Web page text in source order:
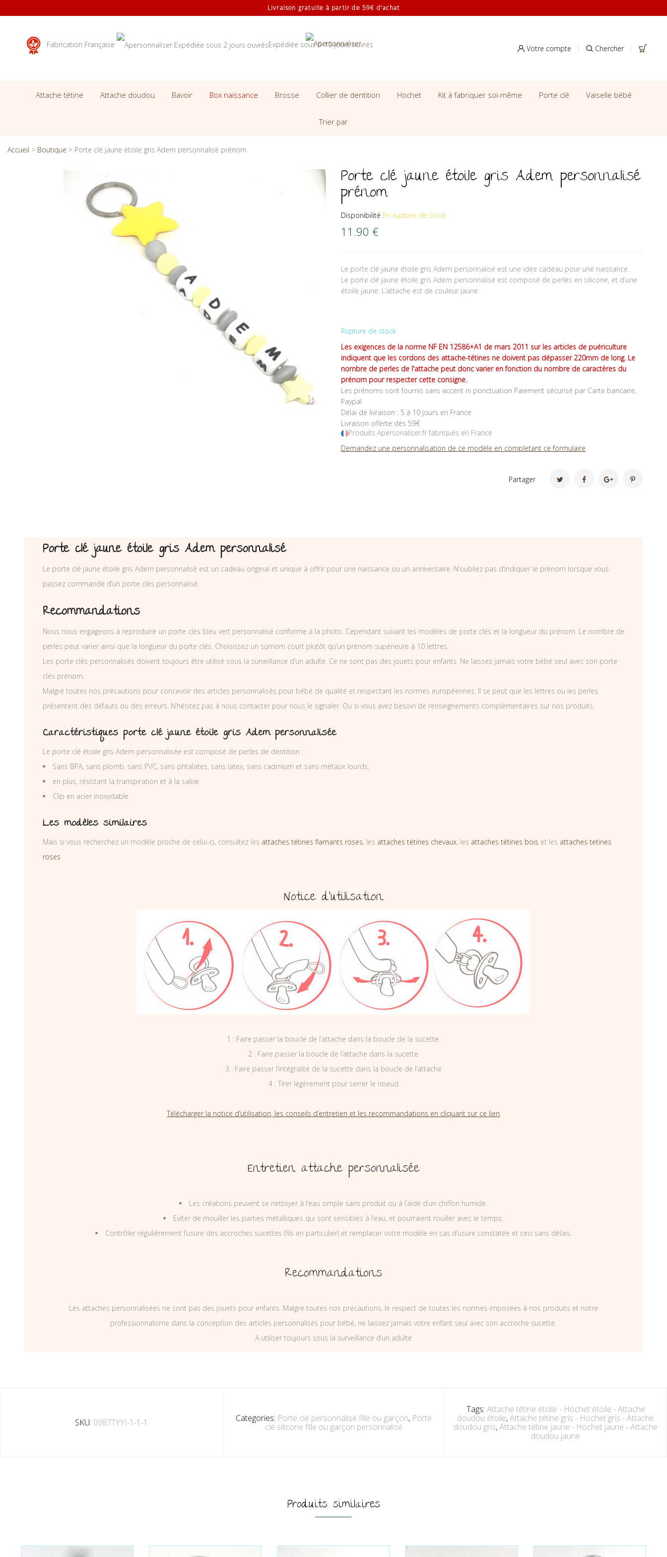
Livraison gratuite à partir de 59€ d'achat
Fabrication Française Expédiée sous 5-10 jours ouvrés Votre compte Chercher
Attache tétine Attache doudou Bavoir Box naissance Brosse Collier de dentition Hochet Kit à fabriquer soi-même Porte clé Vaiselle bébé
Trier par
Accueil > Boutique > Porte clé jaune étoile gris Adem personnalisé prénom
Porte clé jaune étoile gris Adem personnalisé
prénom
Disponibilité En rupture de stock
11.90 €
Le porte clé jaune étoile gris Adem personnalisé est une idée cadeau pour une naissance.
Le porte clé jaune étoile gris Adem personnalisé est composé de perles en silicone, et d’une
étoile jaune. L’attache est de couleur jaune.
Rupture de stock
Les exigences de la norme NF EN 12586+A1 de mars 2011 sur les articles de puériculture
indiquent que les cordons des attache-tétines ne doivent pas dépasser 220mm de long. Le
nombre de perles de l'attache peut donc varier en fonction du nombre de caractères du
prénom pour respecter cette consigne.
Les prénoms sont fournis sans accent ni ponctuation Paiement sécurisé par Carte bancaire,
Paypal
Délai de livraison : 5 à 10 jours en France
Livraison offerte dès 59€
Produits Apersonaliser.fr fabriqués en France
Demandez une personnalisation de ce modèle en completant ce formulaire
Partager
Porte clé jaune étoile gris Adem personnalisé
Le porte clé jaune étoile gris Adem personnalisé est un cadeau original et unique à offrir pour une naissance ou un anniversaire. N’oubliez pas d’indiquer le prénom lorsque vous
passez commande d’un porte clés personnalisé.
Recommandations
Nous nous engageons à reproduire un porte clés bleu vert personnalisé conforme à la photo. Cependant suivant les modèles de porte clés et la longueur du prénom. Le nombre de
perles peut varier ainsi que la longueur du porte clés. Choisissez un surnom court plutôt qu’un prénom supérieure à 10 lettres.
Les porte clés personnalisés doivent toujours être utilisé sous la surveillance d’un adulte. Ce ne sont pas des jouets pour enfants. Ne laissez jamais votre bébé seul avec son porte
clés prénom.
Malgré toutes nos précautions pour concevoir des articles personnalisés pour bébé de qualité et respectant les normes européennes. Il se peut que les lettres ou les perles
présentent des défauts ou des erreurs. N’hésitez pas à nous contacter pour nous le signaler. Ou si vous avez besoin de renseignements complémentaires sur nos produits.
Caractéristiques porte clé jaune étoile gris Adem personnalisée
Le porte clé étoile gris Adem personnalisée est composé de perles de dentition :
Sans BPA, sans plomb, sans PVC, sans phtalates, sans latex, sans cadmium et sans métaux lourds.
en plus, résistant la transpiration et à la salive
Clip en acier inoxydable
Les modèles similaires
Mais si vous recherchez un modèle proche de celui-ci, consultez les attaches tétines flamants roses, les attaches tétines chevaux, les attaches tétines bois et les attaches tetines
roses
Notice d’utilisation
1 : Faire passer la boucle de l’attache dans la boucle de la sucette.
2 : Faire passer la boucle de l’attache dans la sucette
3 : Faire passer l’intégralité de la sucette dans la boucle de l’attache
4 : Tirer légèrement pour serrer le noeud
Télécharger la notice d’utilisation, les conseils d’entretien et les recommandations en cliquant sur ce lien
Entretien attache personnalisée
Les créations peuvent se nettoyer à l’eau simple sans produit ou à l’aide d’un chiffon humide.
Eviter de mouiller les parties métalliques qui sont sensibles à l’eau, et pourraient rouiller avec le temps.
Contrôler régulièrement l’usure des accroches sucettes (fils en particulier) et remplacer votre modèle en cas d’usure constatée et ceci sans délais.
Recommandations
Les attaches personnalisées ne sont pas des jouets pour enfants. Malgré toutes nos précautions, le respect de toutes les normes imposées à nos produits et notre
professionnalisme dans la conception des articles personnalisés pour bébé, ne laissez jamais votre enfant seul avec son accroche sucette.
A utiliser toujours sous la surveillance d’un adulte
SKU: 0987TYYI-1-1-1 Categories: Porte clé personnalisé fille ou garçon, Porte
clé silicone fille ou garçon personnalisé
Tags: Attache tétine étoile - Hochet étoile - Attache
doudou étoile,Attache tétine gris - Hochet gris - Attache
doudou gris,Attache tétine jaune - Hochet jaune - Attache
doudou jaune
Produits similaires